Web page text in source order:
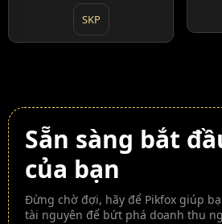
SKP
Sẵn sàng bắt
của bạn
Đừng chờ đợi, hãy để Pikfox giúp
tài nguyên để bứt phá doanh thu